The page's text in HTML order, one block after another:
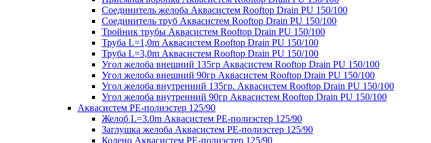
Соединитель желоба Аквасистем Rooftop Drain PU 150/100
Соединитель труб Аквасистем Rooftop Drain PU 150/100
Тройник трубы Аквасистем Rooftop Drain PU 150/100
Труба L=1,0m Аквасистем Rooftop Drain PU 150/100
Труба L=3,0m Аквасистем Rooftop Drain PU 150/100
Угол желоба внешний 135гр Аквасистем Rooftop Drain PU 150/100
Угол желоба внешний 90гр Аквасистем Rooftop Drain PU 150/100
Угол желоба внутренний 135гр. Аквасистем Rooftop Drain PU 150/100
Угол желоба внутренний 90гр Аквасистем Rooftop Drain PU 150/100
Аквасистем PE-полиэстер 125/90
Желоб L=3.0m Аквасистем PE-полиэстер 125/90
Заглушка желоба Аквасистем PE-полиэстер 125/90
Колено Аквасистем PE-полиэстер 125/90